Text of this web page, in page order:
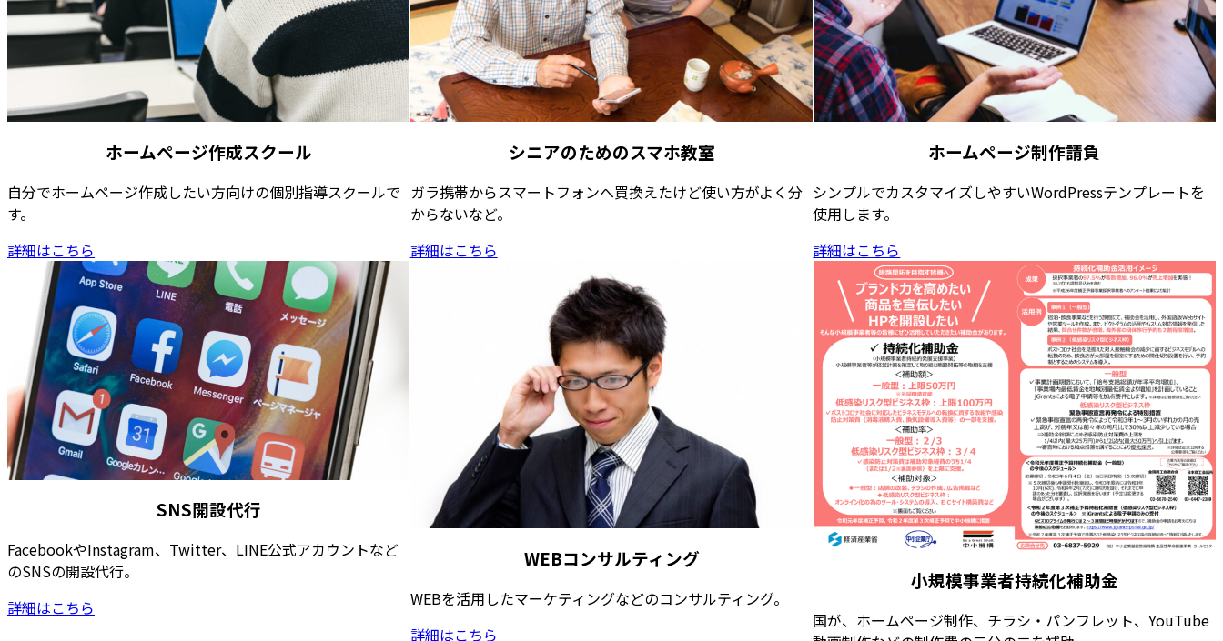
ホームページ作成スクール
自分でホームページ作成したい方向けの個別指導スクールで
す。
詳細はこちら
シニアのためのスマホ教室
ガラ携帯からスマートフォンへ買換えたけど使い方がよく分
からないなど。
詳細はこちら
ホームページ制作請負
シンプルでカスタマイズしやすいWordPressテンプレートを
使用します。
詳細はこちら
SNS開設代行
FacebookやInstagram、Twitter、LINE公式アカウントなど
のSNSの開設代行。
詳細はこちら
WEBコンサルティング
WEBを活用したマーケティングなどのコンサルティング。
詳細はこちら
小規模事業者持続化補助金
国が、ホームページ制作、チラシ・パンフレット、YouTube